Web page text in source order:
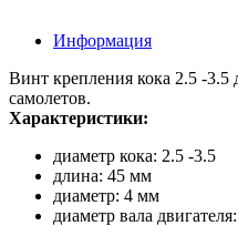
Информация
Винт крепления кока 2.5 -3.5
самолетов.
Характеристики:
диаметр кока: 2.5 -3.5
длина: 45 мм
диаметр: 4 мм
диаметр вала